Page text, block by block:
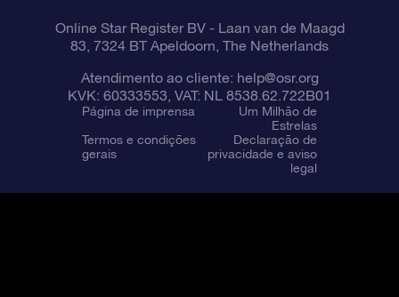
Online Star Register BV- Laan van de Maagd
83, 7324 BT Apeldoorn, The Netherlands
Atendimento ao cliente: help@osr.org
KVK: 60333553, VAT: NL 8538.62.722B01
Página de imprensa
Um Milhão de
Estrelas
Termos e condições
gerais
Declaração de
privacidade e aviso
legal